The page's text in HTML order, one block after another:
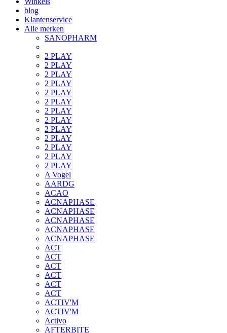
blog
Klantenservice
Alle merken
SANOPHARM
2 PLAY
2 PLAY
2 PLAY
2 PLAY
2 PLAY
2 PLAY
2 PLAY
2 PLAY
2 PLAY
2 PLAY
2 PLAY
2 PLAY
2 PLAY
A Vogel
AARDG
ACAO
ACNAPHASE
ACNAPHASE
ACNAPHASE
ACNAPHASE
ACNAPHASE
ACT
ACT
ACT
ACT
ACT
ACT
ACTIV'M
ACTIV'M
Activo
AFTERBITE